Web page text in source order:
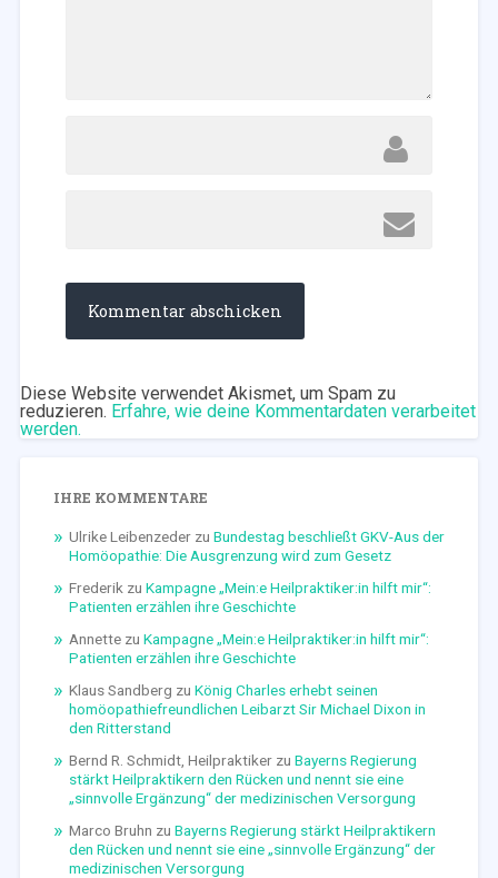
Diese Website verwendet Akismet, um Spam zu
reduzieren. Erfahre, wie deine Kommentardaten verarbeitet
werden.
IHRE KOMMENTARE
Ulrike Leibenzederzu Bundestag beschließt GKV-Aus der
Homöopathie: Die Ausgrenzung wird zum Gesetz
Frederik zu Kampagne „Mein:e Heilpraktiker:in hilft mir“:
Patienten erzählen ihre Geschichte
Annettezu Kampagne „Mein:e Heilpraktiker:in hilft mir“:
Patienten erzählen ihre Geschichte
Klaus Sandberg zu König Charles erhebt seinen
homöopathiefreundlichen Leibarzt Sir Michael Dixon in
den Ritterstand
Bernd R. Schmidt, Heilpraktikerzu Bayerns Regierung
stärkt Heilpraktikern den Rücken und nennt sie eine
„sinnvolle Ergänzung“ der medizinischen Versorgung
Marco Bruhn zu Bayerns Regierung stärkt Heilpraktikern
den Rücken und nennt sie eine „sinnvolle Ergänzung“ der
medizinischen Versorgung